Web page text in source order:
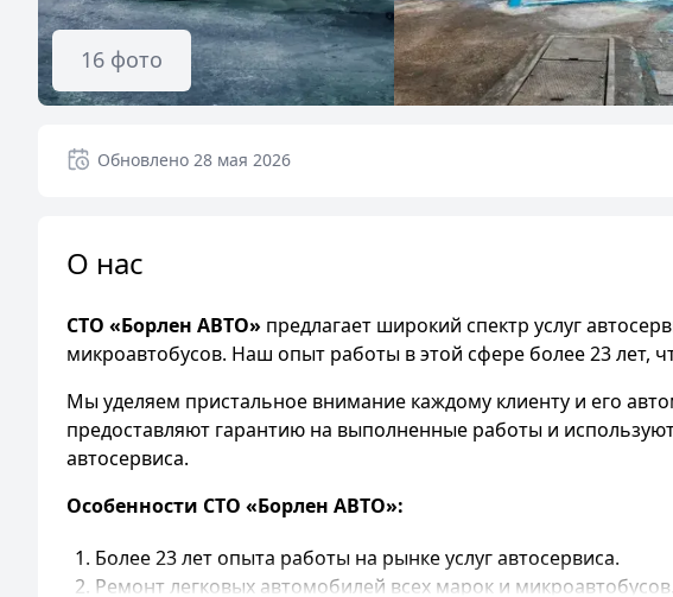
16 фото
Обновлено 28 мая 2026
О нас
СТО «Борлен АВТО» предлагает широкий спектр услуг
микроавтобусов. Наш опыт работы в этой сфере более 23 лет,
Мы уделяем пристальное внимание каждому клиенту и его
предоставляют гарантию на выполненные работы и
автосервиса.
Особенности СТО «Борлен АВТО»:
Более 23 лет опыта работы на рынке услуг автосервиса.
Ремонт легковых автомобилей всех марок и микроавтобусов.